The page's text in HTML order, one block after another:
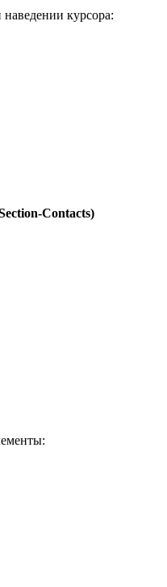
курсора:
Contacts)